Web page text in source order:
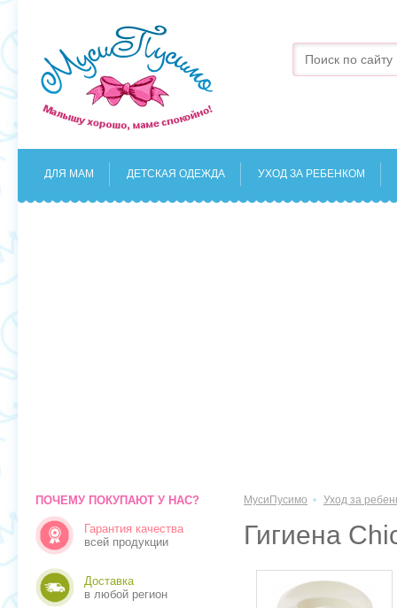
ДЛЯ МАМ ДЕТСКАЯ ОДЕЖДА УХОД ЗА РЕБЕНКОМ
ПОЧЕМУ ПОКУПАЮТ У НАС?
Гарантия качества
всей продукции
Доставка
в любой регион
МусиПусимо Уход за
Гигиена